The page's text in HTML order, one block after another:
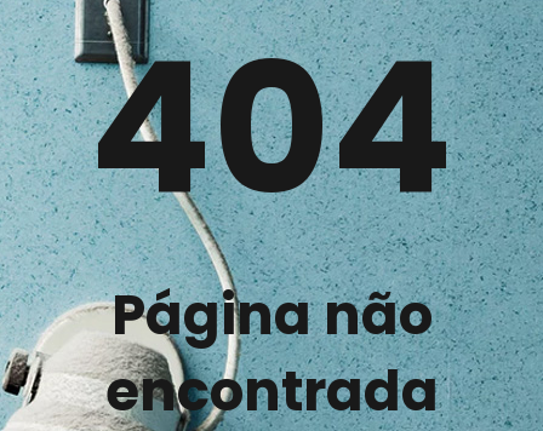
404
Página não
encontrada